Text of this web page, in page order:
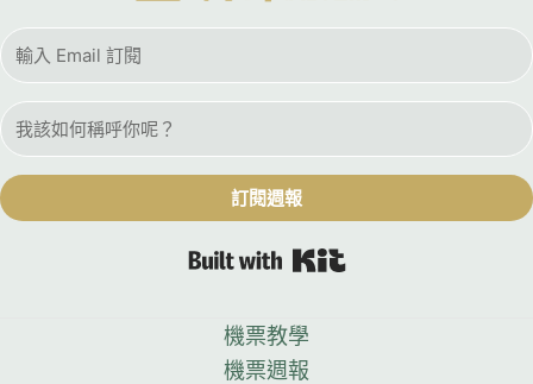
訂閱週報
Built with Kit
機票教學
機票週報